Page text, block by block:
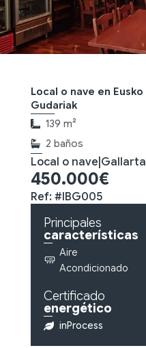
Local o nave en Eusko
Gudariak
139 m²
2 baños
Local o nave Gallarta
450.000€
Ref: #IBG005
Principales
características
Aire
Acondicionado
Certificado
energético
inProcess